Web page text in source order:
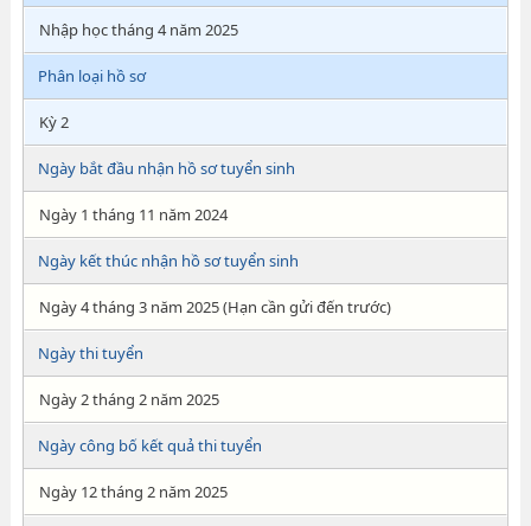
Nhập học tháng 4 năm 2025
Phân loại hồ sơ
Kỳ 2
Ngày bắt đầu nhận hồ sơ tuyển sinh
Ngày 1 tháng 11 năm 2024
Ngày kết thúc nhận hồ sơ tuyển sinh
Ngày 4 tháng 3 năm 2025 (Hạn cần gửi đến trước)
Ngày thi tuyển
Ngày 2 tháng 2 năm 2025
Ngày công bố kết quả thi tuyển
Ngày 12 tháng 2 năm 2025